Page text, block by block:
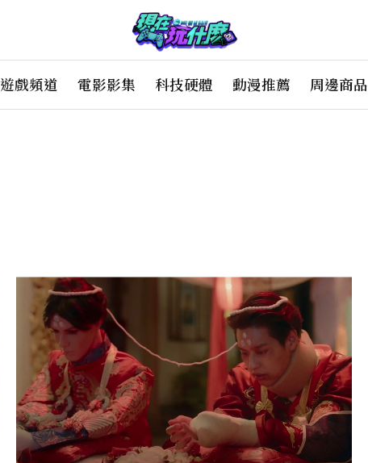
遊戲頻道 電影影集 科技硬體 動漫推薦 周邊商品